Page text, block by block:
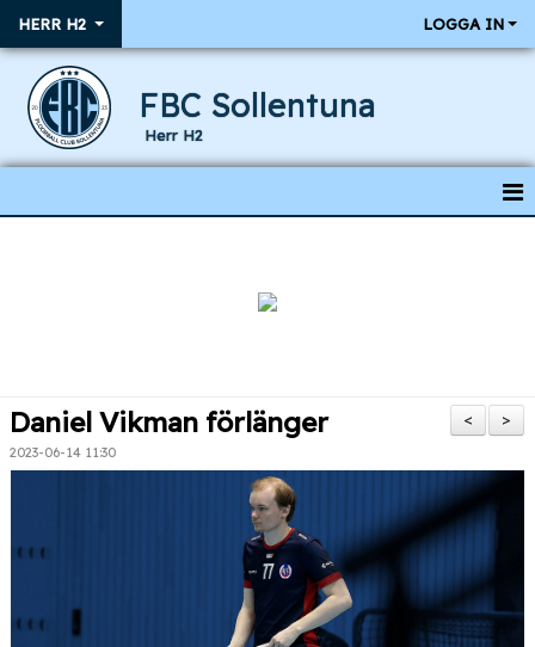
HERR H2 LOGGA IN
FBC Sollentuna
Herr H2
TRUPPEN
>
<
Daniel Vikman förlänger
2023-06-14 11:30